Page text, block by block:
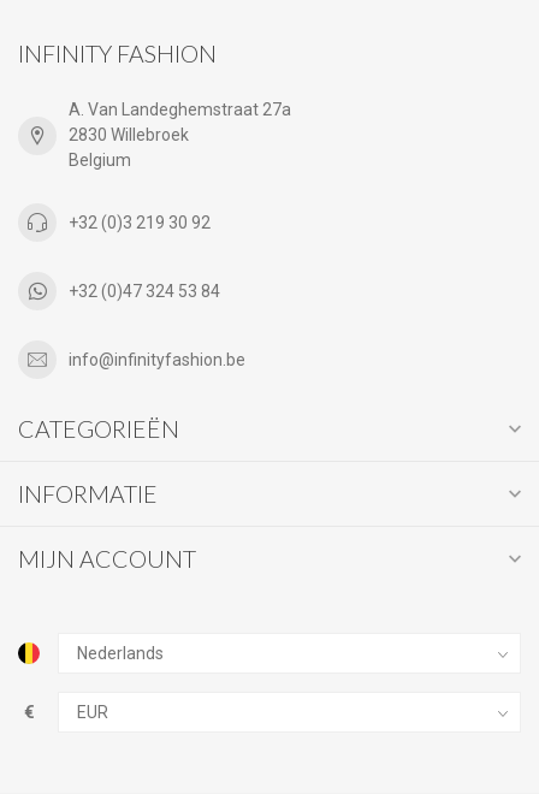
INFINITY FASHION
A. Van Landeghemstraat 27a
2830 Willebroek
Belgium
+32 (0)3 219 30 92
+32 (0)47 324 53 84
info@infinityfashion.be
CATEGORIEËN
INFORMATIE
MIJN ACCOUNT
€